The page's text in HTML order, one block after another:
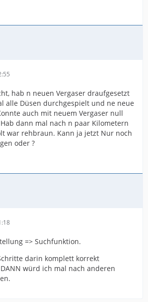
hab n neuen Vergaser draufgesetzt
alle Düsen durchgespielt und ne neue
auch mit neuem Vergaser null
dann mal nach n paar Kilometern
war rehbraun. Kann ja jetzt Nur noch
oder ?
=> Suchfunktion.
darin komplett korrekt
würd ich mal nach anderen